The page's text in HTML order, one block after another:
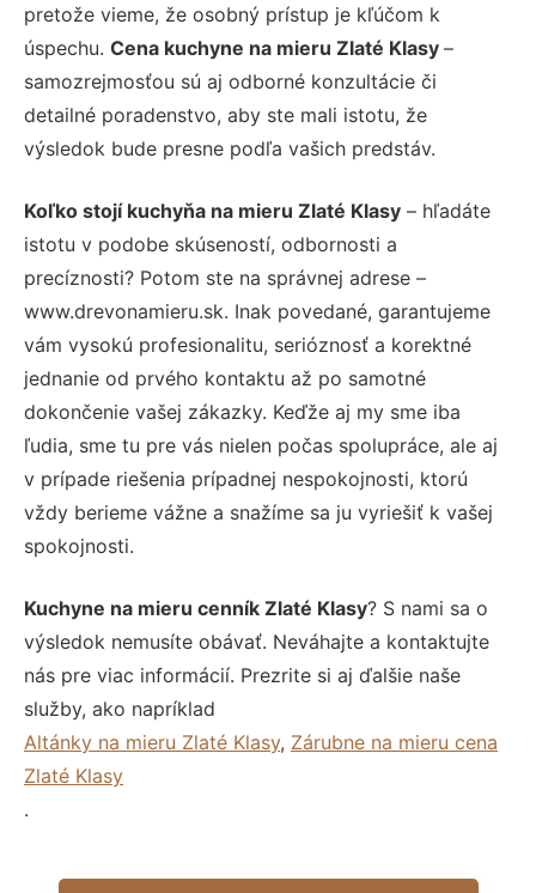
pretože vieme, že osobný prístup je kľúčom k
úspechu. Cena kuchyne na mieru Zlaté Klasy –
samozrejmosťou sú aj odborné konzultácie či
detailné poradenstvo, aby ste mali istotu, že
výsledok bude presne podľa vašich predstáv.
Koľko stojí kuchyňa na mieru Zlaté Klasy – hľadáte
istotu v podobe skúseností, odbornosti a
precíznosti? Potom ste na správnej adrese –
www.drevonamieru.sk. Inak povedané, garantujeme
vám vysokú profesionalitu, serióznosť a korektné
jednanie od prvého kontaktu až po samotné
dokončenie vašej zákazky. Keďže aj my sme iba
ľudia, sme tu pre vás nielen počas spolupráce, ale aj
v prípade riešenia prípadnej nespokojnosti, ktorú
vždy berieme vážne a snažíme sa ju vyriešiť k vašej
spokojnosti.
Kuchyne na mieru cenník Zlaté Klasy? S nami sa o
výsledok nemusíte obávať. Neváhajte a kontaktujte
nás pre viac informácií. Prezrite si aj ďalšie naše
služby, ako napríklad
Altánky na mieru Zlaté Klasy, Zárubne na mieru cena
Zlaté Klasy
.